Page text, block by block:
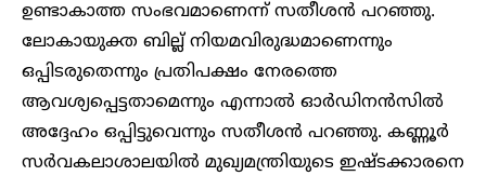
ഉണ്ടാകാത്ത സംഭവമാണെന്ന് സതീശന്‍ പറഞ്ഞു.
ലോകായുക്ത ബില്ല് നിയമവിരുദ്ധമാണെന്നും
ഒപ്പിടരുതെന്നും പ്രതിപക്ഷം നേരത്തെ
ആവശ്യപ്പെട്ടതാമെന്നും എന്നാല്‍ ഓര്‍ഡിനന്‍സില്‍
അദ്ദേഹം ഒപ്പിട്ടുവെന്നും സതീശന്‍ പറഞ്ഞു. കണ്ണൂര്‍
സര്‍വകലാശാലയില്‍ മുഖ്യമന്ത്രിയുടെ ഇഷ്ടക്കാരനെ